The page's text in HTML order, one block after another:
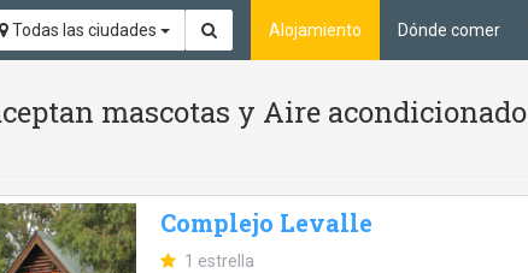
Todas las ciudades Alojamiento Dónde comer
mascotas y Aire acondicionado
Complejo Levalle
1 estrella